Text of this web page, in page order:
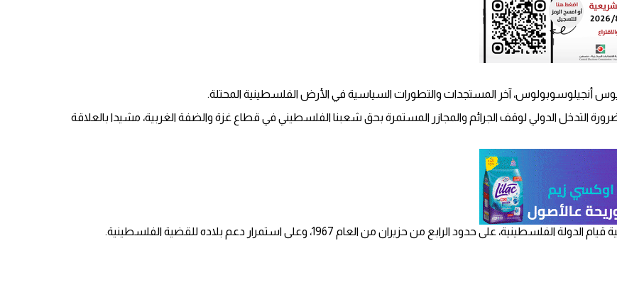
أنجيلوسوبولوس، آخر المستجدات والتطورات السياسية في الأرض الفلسطينية المحتلة.
ضرورة التدخل الدولي لوقف الجرائم والمجازر المستمرة بحق شعبنا الفلسطيني في قطاع غزة والضفة الغربية، مشيدا بالعلاقة
الرابع من حزيران من العام 1967، وعلى استمرار دعم بلاده للقضية الفلسطينية.